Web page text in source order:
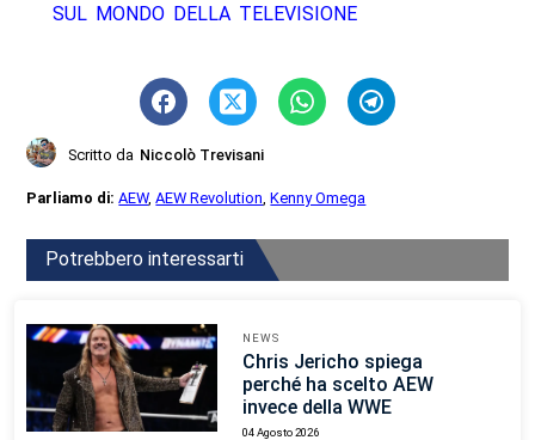
SUL MONDO DELLA TELEVISIONE
Scritto da Niccolò Trevisani
Parliamo di:AEW,AEW Revolution,Kenny Omega
Potrebbero interessarti
NEWS
Chris Jericho spiega
perché ha scelto AEW
invece della WWE
04 Agosto 2026